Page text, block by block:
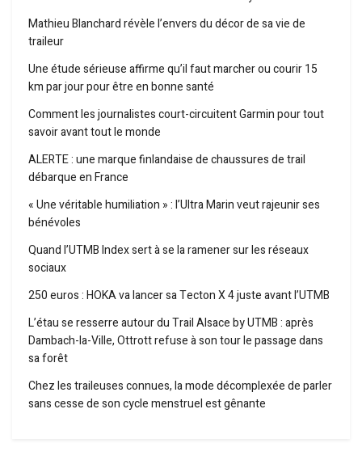
Mathieu Blanchard révèle l’envers du décor de sa vie de
traileur
Une étude sérieuse affirme qu’il faut marcher ou courir 15
km par jour pour être en bonne santé
Comment les journalistes court-circuitent Garmin pour tout
savoir avant tout le monde
ALERTE : une marque finlandaise de chaussures de trail
débarque en France
« Une véritable humiliation » : l’Ultra Marin veut rajeunir ses
bénévoles
Quand l’UTMB Index sert à se la ramener sur les réseaux
sociaux
250 euros : HOKA va lancer sa Tecton X 4 juste avant l’UTMB
L’étau se resserre autour du Trail Alsace by UTMB : après
Dambach-la-Ville, Ottrott refuse à son tour le passage dans
sa forêt
Chez les traileuses connues, la mode décomplexée de parler
sans cesse de son cycle menstruel est gênante